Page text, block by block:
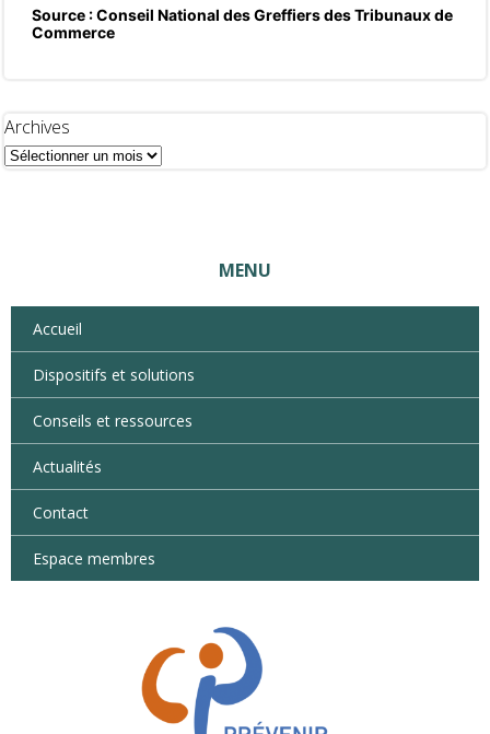
et
Source : Conseil National des Greffiers des Tribunaux de
Commerce
Archives
MENU
Accueil
Dispositifs et solutions
Conseils et ressources
Actualités
Contact
Espace membres